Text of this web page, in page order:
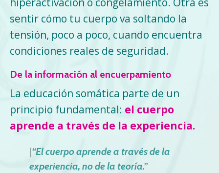
sentir cómo tu cuerpo va soltando la
tensión, poco a poco, cuando encuentra
condiciones reales de seguridad.
De la información al encuerpamiento
La educación somática parte de un
principio fundamental: el cuerpo
aprende a través de la experiencia.
|“El cuerpo aprende a través de la
experiencia, no de la teoría.”